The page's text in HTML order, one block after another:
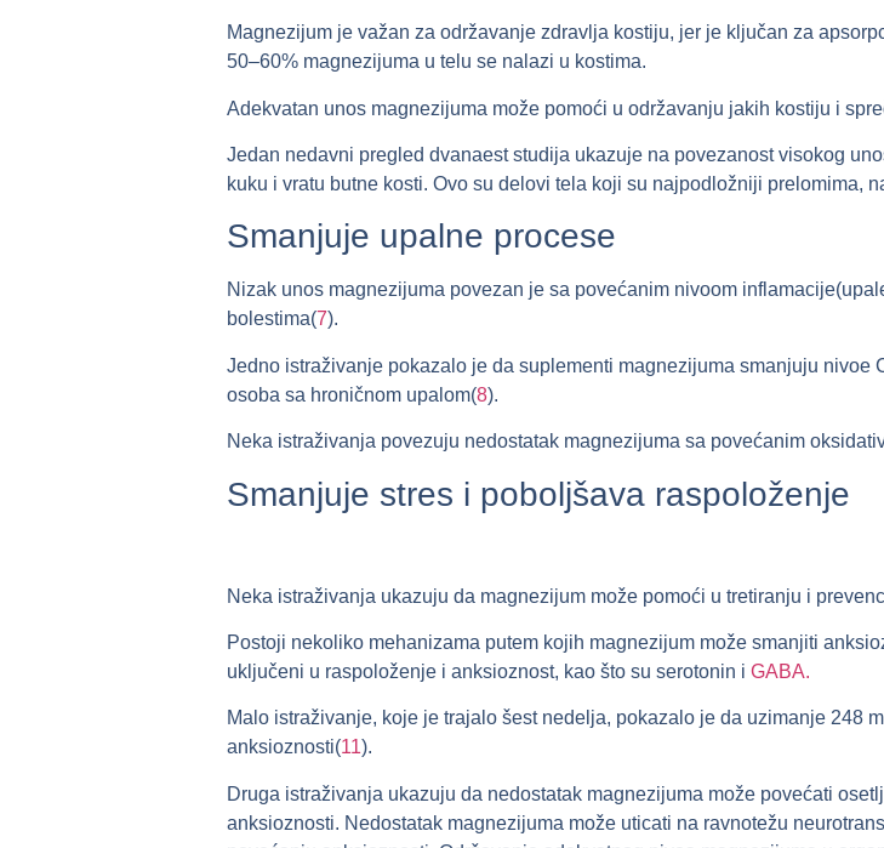
Magnezijum je važan za održavanje zdravlja kostiju, jer je ključan za
50–60% magnezijuma u telu se nalazi u kostima.
Adekvatan unos magnezijuma može pomoći u održavanju jakih kostiju i
Jedan nedavni pregled dvanaest studija ukazuje na povezanost visokog
kuku i vratu butne kosti. Ovo su delovi tela koji su najpodložniji prelomima,
Smanjuje upalne procese
Nizak unos magnezijuma povezan je sa povećanim nivoom
bolestima(7).
Jedno istraživanje pokazalo je da suplementi magnezijuma smanjuju nivoe
osoba sa hroničnom upalom(8).
Neka istraživanja povezuju nedostatak magnezijuma sa povećanim
Smanjuje stres i poboljšava raspoloženje
Neka istraživanja ukazuju da magnezijum može pomoći u tretiranju i
Postoji nekoliko mehanizama putem kojih magnezijum može smanjiti
uključeni u raspoloženje i anksioznost, kao što su serotonin i GABA.
Malo istraživanje, koje je trajalo šest nedelja, pokazalo je da uzimanje 248
anksioznosti(11).
Druga istraživanja ukazuju da nedostatak magnezijuma može povećati
anksioznosti. Nedostatak magnezijuma može uticati na ravnotežu